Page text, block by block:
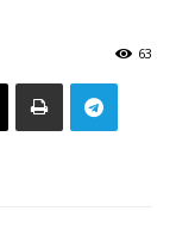
63